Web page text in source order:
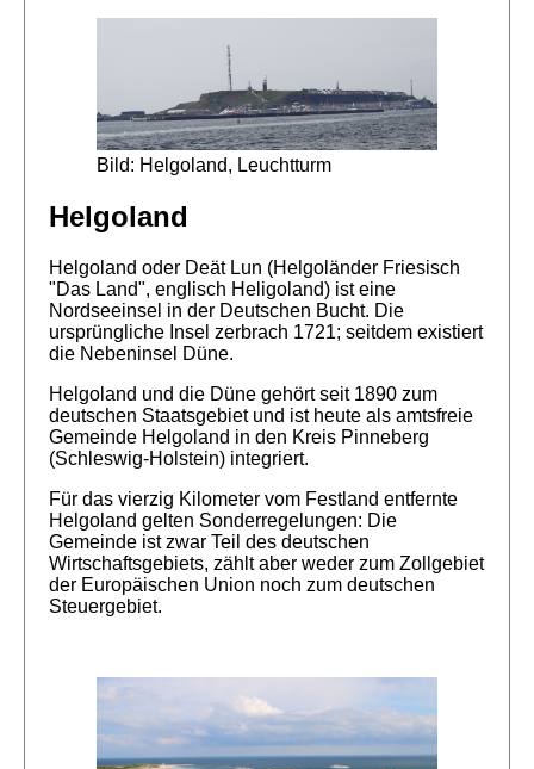
Bild: Helgoland, Leuchtturm
Helgoland
Helgoland oder Deät Lun (Helgoländer Friesisch
"Das Land", englisch Heligoland) ist eine
Nordseeinsel in der Deutschen Bucht. Die
ursprüngliche Insel zerbrach 1721; seitdem existiert
die Nebeninsel Düne.
Helgoland und die Düne gehört seit 1890 zum
deutschen Staatsgebiet und ist heute als amtsfreie
Gemeinde Helgoland in den Kreis Pinneberg
(Schleswig-Holstein) integriert.
Für das vierzig Kilometer vom Festland entfernte
Helgoland gelten Sonderregelungen: Die
Gemeinde ist zwar Teil des deutschen
Wirtschaftsgebiets, zählt aber weder zum Zollgebiet
der Europäischen Union noch zum deutschen
Steuergebiet.